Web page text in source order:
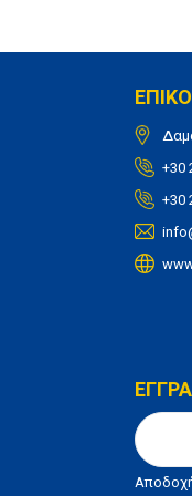
+30
+30